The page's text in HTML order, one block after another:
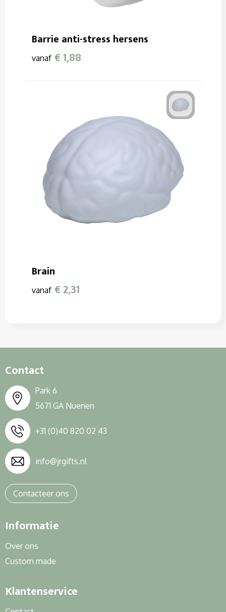
Barrie anti-stress hersens
vanaf € 1,88
Brain
vanaf € 2,31
Contact
Park 6
5671 GA Nuenen
+31 (0)40 820 02 43
info@jrgifts.nl
Contacteer ons
Informatie
Over ons
Custom made
Klantenservice